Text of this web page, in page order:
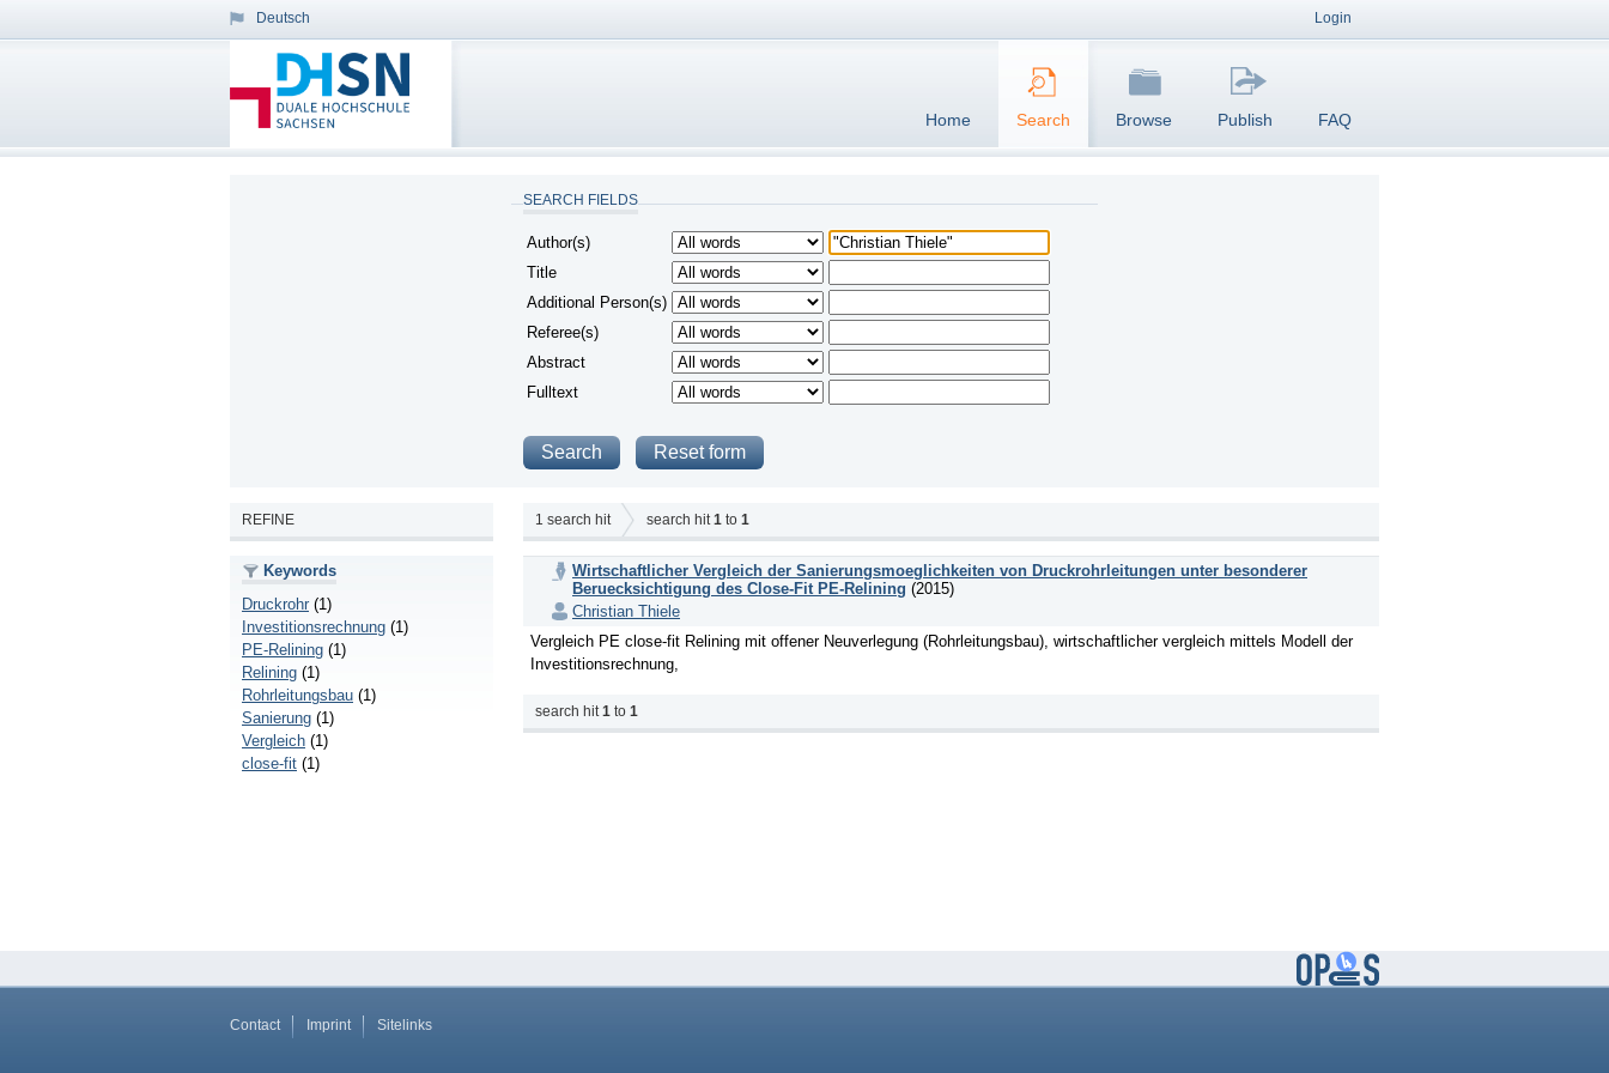
Deutsch Login
Home Search Browse Publish FAQ
SEARCH FIELDS
Author(s)
Title
Additional Person(s)
Referee(s)
Abstract
Fulltext
REFINE
Keywords
Druckrohr(1)
Investitionsrechnung (1)
PE-Relining (1)
Relining (1)
Rohrleitungsbau (1)
Sanierung (1)
Vergleich (1)
close-fit (1)
1 search hit search hit 1 to 1
Wirtschaftlicher Vergleich der Sanierungsmoeglichkeiten von Druckrohrleitungen unter besonderer
Beruecksichtigung des Close-Fit PE-Relining (2015)
Christian Thiele
Vergleich PE close-fit Relining mit offener Neuverlegung (Rohrleitungsbau), wirtschaftlicher vergleich mittels Modell der
Investitionsrechnung,
search hit1 to 1
Contact Imprint Sitelinks